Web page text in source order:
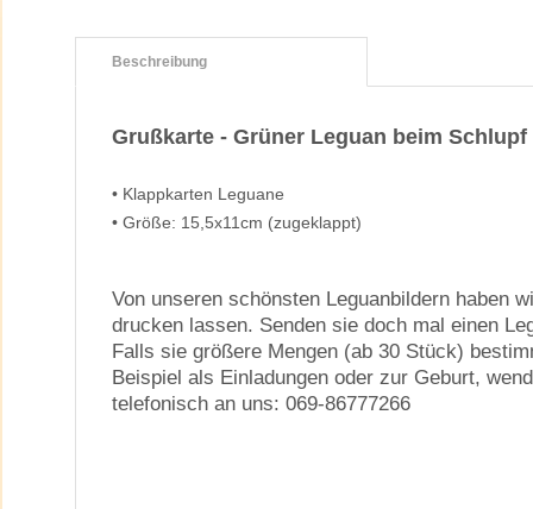
Beschreibung
Grußkarte - Grüner Leguan beim Schlupf
• Klappkarten Leguane
• Größe: 15,5x11cm (zugeklappt)
Von unseren schönsten Leguanbildern haben
drucken lassen. Senden sie doch mal einen
Falls sie größere Mengen (ab 30 Stück)
Beispiel als Einladungen oder zur Geburt,
telefonisch an uns: 069-86777266